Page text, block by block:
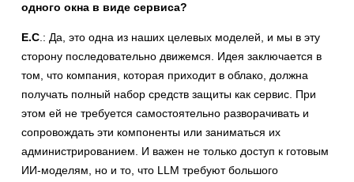
одного окна в виде сервиса?
Е.С .: Да, это одна из наших целевых моделей, и мы в эту
сторону последовательно движемся. Идея заключается в
том, что компания, которая приходит в облако, должна
получать полный набор средств защиты как сервис. При
этом ей не требуется самостоятельно разворачивать и
сопровождать эти компоненты или заниматься их
администрированием. И важен не только доступ к готовым
ИИ-моделям, но и то, что LLM требуют большого